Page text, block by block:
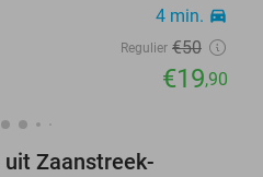
4 min. directions_car
Regulier €50
€19,90
Zaanstreek-